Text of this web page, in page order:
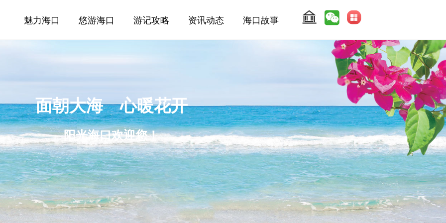
魅力海口 悠游海口 游记攻略 资讯动态 海口故事
面朝大海 心暖花开
阳光海口欢迎您！